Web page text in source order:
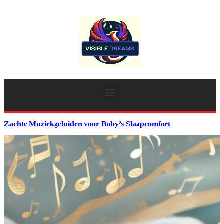
Zachte Muziekgeluiden voor Baby’s Slaapcomfort